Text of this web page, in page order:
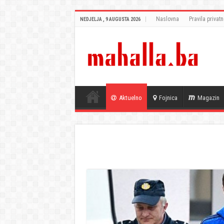
NEDJELJA , 9 AUGUSTA 2026 Naslovna Pravila
Aktuelno Fojnica Magazin